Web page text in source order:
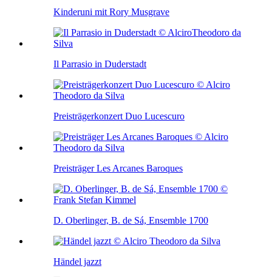
Kinderuni mit Rory Musgrave
Il Parrasio in Duderstadt
Preisträgerkonzert Duo Lucescuro
Preisträger Les Arcanes Baroques
D. Oberlinger, B. de Sá, Ensemble 1700
Händel jazzt